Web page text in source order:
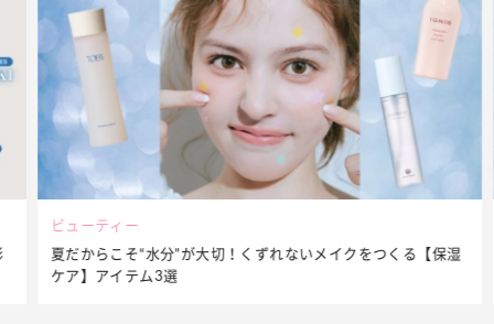
ビューティー
夏だからこそ“水分”が大切！くずれないメイクをつくる【保湿
ケア】アイテム3選